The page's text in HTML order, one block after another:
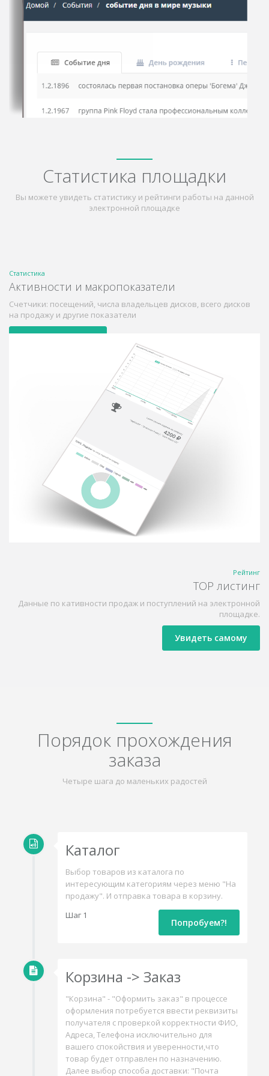
Статистика площадки
Вы можете увидеть статистику и рейтинги работы на данной
электронной площадке
Статистика
Активности и макропоказатели
Счетчики: посещений, числа владельцев дисков, всего дисков
на продажу и другие показатели
Рейтинг
TOP листинг
Данные по кативности продаж и поступлений на электронной
площадке.
Увидеть самому
Порядок прохождения
заказа
Четыре шага до маленьких радостей
Каталог
Выбор товаров из каталога по
интересующим категориям через меню "На
продажу". И отправка товара в корзину.
Попробуем?!
Шаг 1
Корзина -> Заказ
"Корзина" - "Оформить заказ" в процессе
оформления потребуется ввести реквизиты
получателя с проверкой корректности ФИО,
Адреса, Телефона исключительно для
вашего спокойствия и уверенности,что
товар будет отправлен по назначению.
Далее выбор способа доставки: "Почта